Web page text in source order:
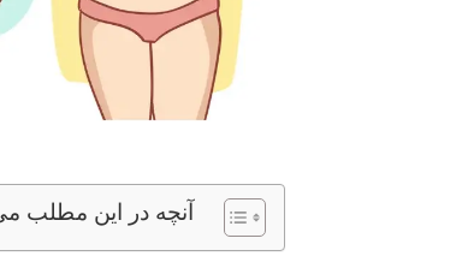
آنچه در این مطلب